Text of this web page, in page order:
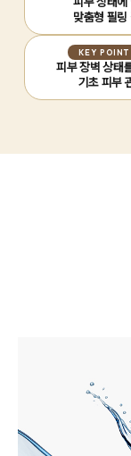
맞춤형 필링
KEY
피부 장벽 상태
기초 피부